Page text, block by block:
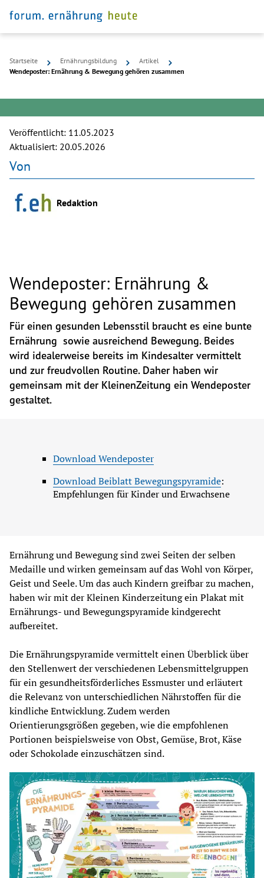
Startseite Ernährungsbildung
Artikel
Wendeposter: Ernährung & Bewegung gehören zusammen
Veröffentlicht: 11.05.2023
Aktualisiert: 20.05.2026
Von
Redaktion
Wendeposter: Ernährung &
Bewegung gehören zusammen
Für einen gesunden Lebensstil braucht es eine bunte
Ernährung  sowie ausreichend Bewegung. Beides
wird idealerweise bereits im Kindesalter vermittelt
und zur freudvollen Routine. Daher haben wir
gemeinsam mit der KleinenZeitung ein Wendeposter
gestaltet.
Download Wendeposter
Download Beiblatt Bewegungspyramide:
Empfehlungen für Kinder und Erwachsene
Ernährung und Bewegung sind zwei Seiten der selben
Medaille und wirken gemeinsam auf das Wohl von Körper,
Geist und Seele. Um das auch Kindern greifbar zu machen,
haben wir mit der Kleinen Kinderzeitung ein Plakat mit
Ernährungs- und Bewegungspyramide kindgerecht
aufbereitet.
Die Ernährungspyramide vermittelt einen Überblick über
den Stellenwert der verschiedenen Lebensmittelgruppen
für ein gesundheitsförderliches Essmuster und erläutert
die Relevanz von unterschiedlichen Nährstoffen für die
kindliche Entwicklung. Zudem werden
Orientierungsgrößen gegeben, wie die empfohlenen
Portionen beispielsweise von Obst, Gemüse, Brot, Käse
oder Schokolade einzuschätzen sind.